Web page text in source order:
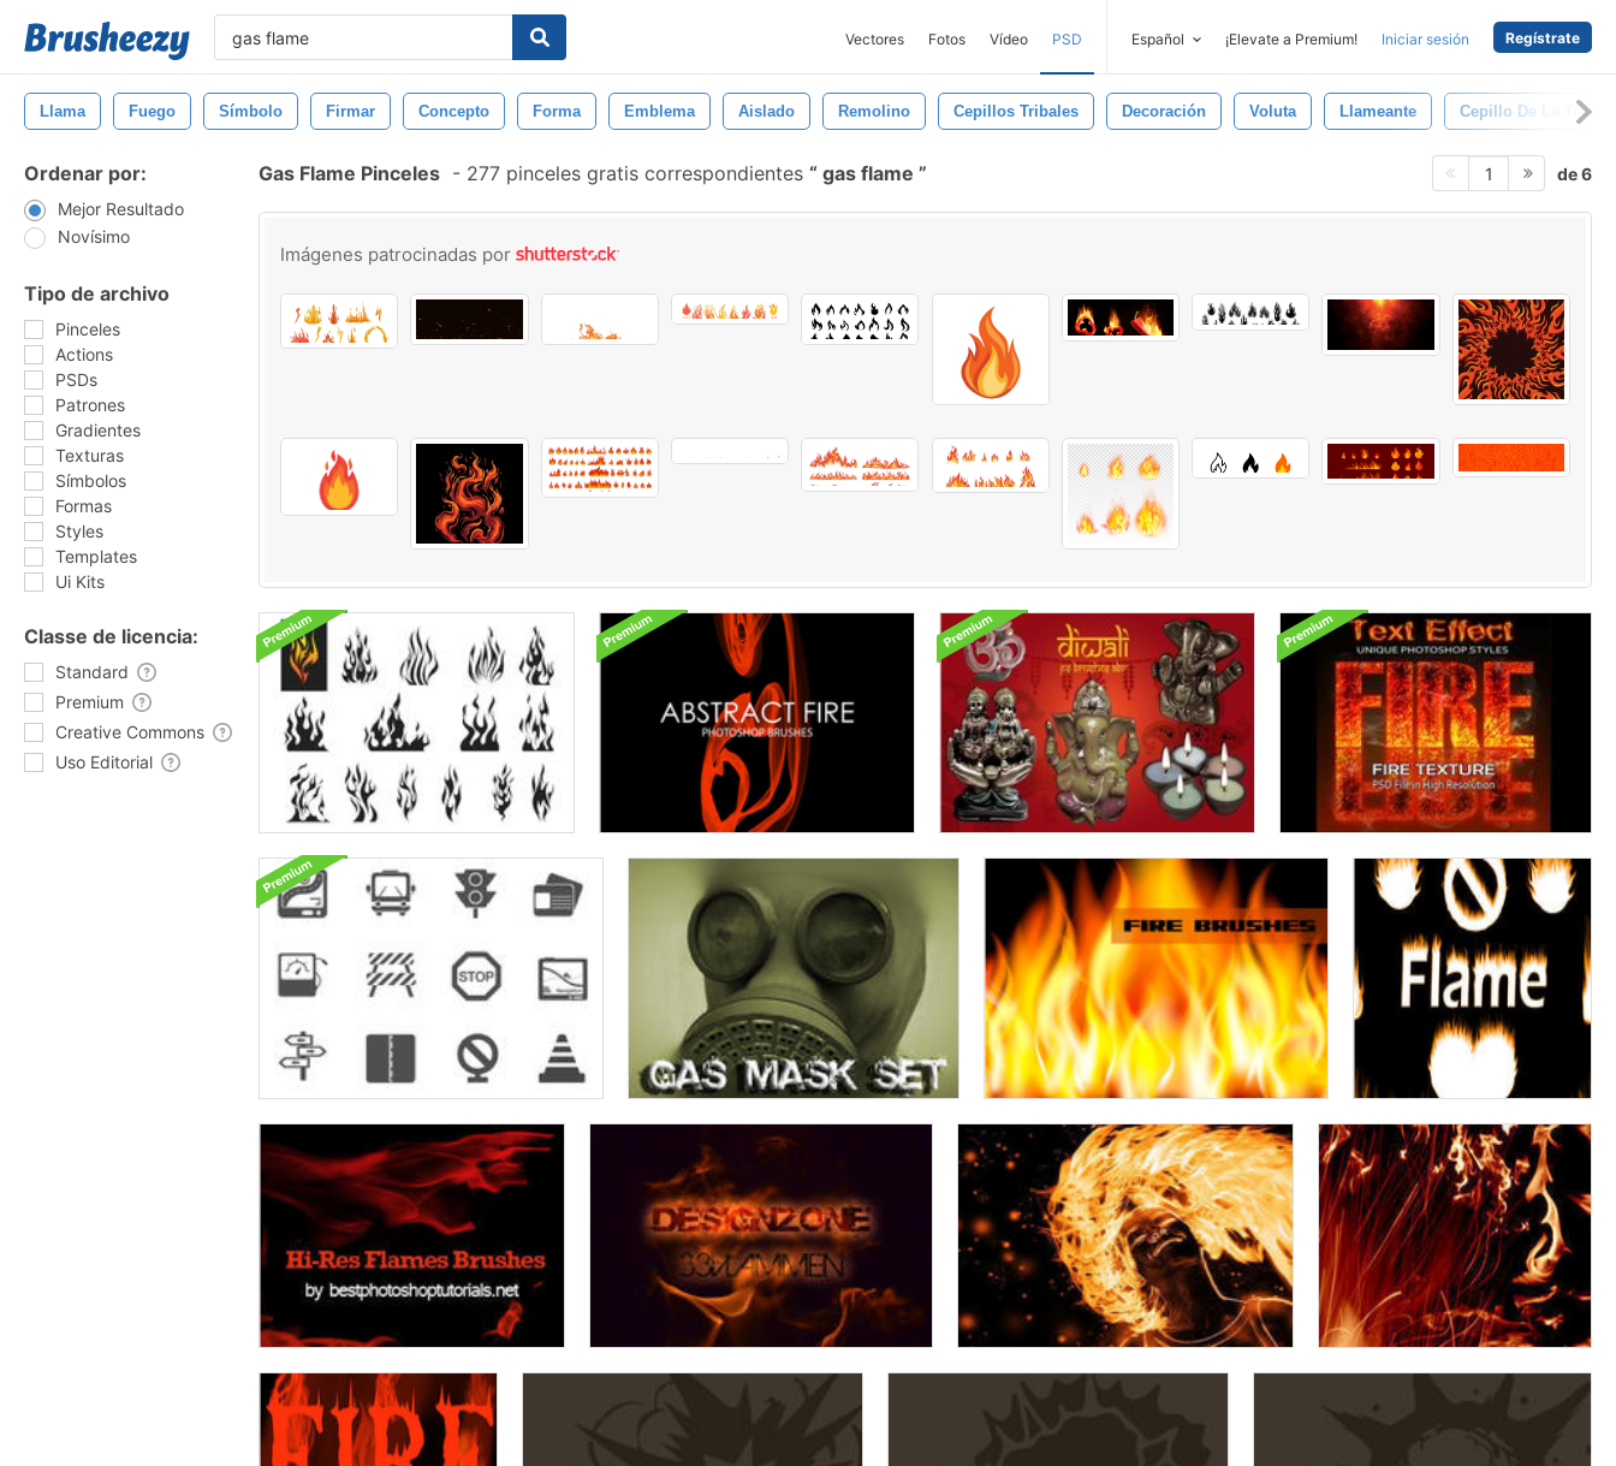
Vectores Fotos Vídeo PSD Español ¡Elevate a Premium! Iniciar sesión Regístrate
Llama Fuego Símbolo Firmar Concepto Forma Emblema Aislado Remolino Cepillos Tribales Decoración Voluta Llameante Cepillo De La Tribu
Ordenar por:
Mejor Resultado
Novísimo
Tipo de archivo
Pinceles
Actions
PSDs
Patrones
Gradientes
Texturas
Símbolos
Formas
Styles
Templates
Ui Kits
Classe de licencia:
Standard
Premium
Creative Commons
Uso Editorial
Gas Flame Pinceles - 277 pinceles gratis correspondientes gas flame 1 de 6
Imágenes patrocinadas por